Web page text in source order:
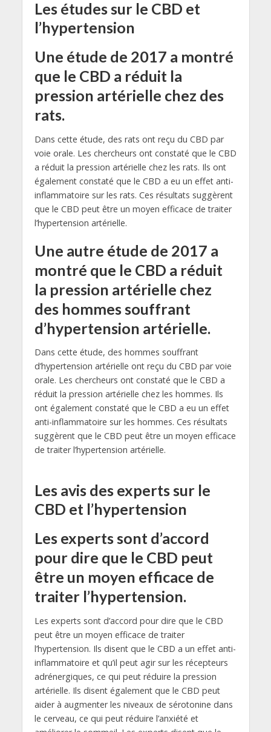
Les études sur le CBD et
l’hypertension
Une étude de 2017 a montré
que le CBD a réduit la
pression artérielle chez des
rats.
Dans cette étude, des rats ont reçu du CBD par
voie orale. Les chercheurs ont constaté que le CBD
a réduit la pression artérielle chez les rats. Ils ont
également constaté que le CBD a eu un effet anti-
inflammatoire sur les rats. Ces résultats suggèrent
que le CBD peut être un moyen efficace de traiter
l’hypertension artérielle.
Une autre étude de 2017 a
montré que le CBD a réduit
la pression artérielle chez
des hommes souffrant
d’hypertension artérielle.
Dans cette étude, des hommes souffrant
d’hypertension artérielle ont reçu du CBD par voie
orale. Les chercheurs ont constaté que le CBD a
réduit la pression artérielle chez les hommes. Ils
ont également constaté que le CBD a eu un effet
anti-inflammatoire sur les hommes. Ces résultats
suggèrent que le CBD peut être un moyen efficace
de traiter l’hypertension artérielle.
Les avis des experts sur le
CBD et l’hypertension
Les experts sont d’accord
pour dire que le CBD peut
être un moyen efficace de
traiter l’hypertension.
Les experts sont d’accord pour dire que le CBD
peut être un moyen efficace de traiter
l’hypertension. Ils disent que le CBD a un effet anti-
inflammatoire et qu’il peut agir sur les récepteurs
adrénergiques, ce qui peut réduire la pression
artérielle. Ils disent également que le CBD peut
aider à augmenter les niveaux de sérotonine dans
le cerveau, ce qui peut réduire l’anxiété et